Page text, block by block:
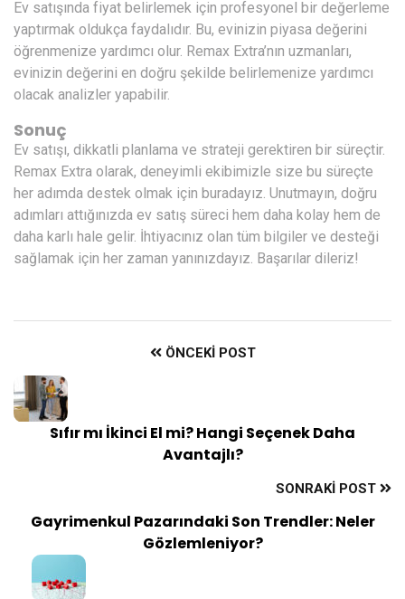
Ev satışında fiyat belirlemek için profesyonel bir değerleme
yaptırmak oldukça faydalıdır. Bu, evinizin piyasa değerini
öğrenmenize yardımcı olur. Remax Extra’nın uzmanları,
evinizin değerini en doğru şekilde belirlemenize yardımcı
olacak analizler yapabilir.
Sonuç
Ev satışı, dikkatli planlama ve strateji gerektiren bir süreçtir.
Remax Extra olarak, deneyimli ekibimizle size bu süreçte
her adımda destek olmak için buradayız. Unutmayın, doğru
adımları attığınızda ev satış süreci hem daha kolay hem de
daha karlı hale gelir. İhtiyacınız olan tüm bilgiler ve desteği
sağlamak için her zaman yanınızdayız. Başarılar dileriz!
ÖNCEKI POST
Sıfır mı İkinci El mi? Hangi Seçenek Daha
Avantajlı?
SONRAKI POST
Gayrimenkul Pazarındaki Son Trendler: Neler
Gözlemleniyor?